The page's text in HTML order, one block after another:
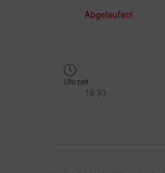
Abgelaufen!
Uhrzeit
18:30